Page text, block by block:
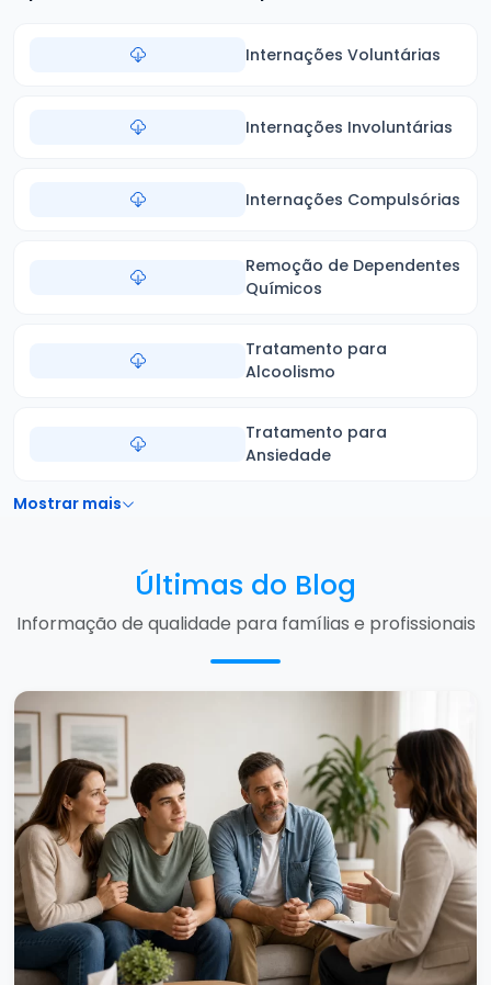
Internações Voluntárias
Internações Involuntárias
Internações Compulsórias
Remoção de Dependentes
Químicos
Tratamento para
Alcoolismo
Tratamento para
Ansiedade
Mostrar mais
Últimas do Blog
Informação de qualidade para famílias e profissionais